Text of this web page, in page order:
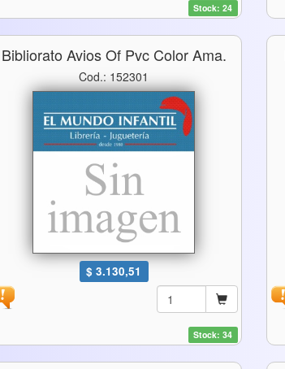
Stock: 24
Bibliorato Avios Of Pvc Color Ama.
Cod.: 152301
$ 3.130,51
Stock: 34